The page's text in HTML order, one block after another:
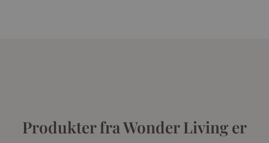
Produkter fra Wonder Living er